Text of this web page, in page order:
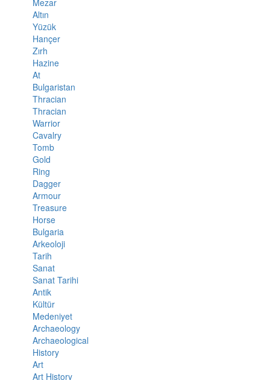
Altın
Yüzük
Hançer
Zırh
Hazine
At
Bulgaristan
Thracian
Thracian
Warrior
Cavalry
Tomb
Gold
Ring
Dagger
Armour
Treasure
Horse
Bulgaria
Arkeoloji
Tarih
Sanat
Sanat Tarihi
Antik
Kültür
Medeniyet
Archaeology
Archaeological
History
Art
Art History